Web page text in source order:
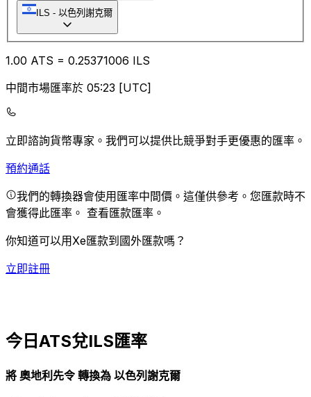
ILS - 以色列謝克爾
1.00 ATS = 0.25371006 ILS
中間市場匯率於 05:23 [UTC]
立即諮詢貨幣專家。 我們可以提供比競爭對手更優惠的匯率。
預約通話
我們的轉換器會使用匯率中間價。這僅供參考。您匯款時不
會獲得此匯率。 查看匯款匯率。
你知道可以用Xe匯款到國外匯款嗎？
立即註冊
今日ATS兌ILS匯率
將 奧地利先令 轉換為 以色列謝克爾